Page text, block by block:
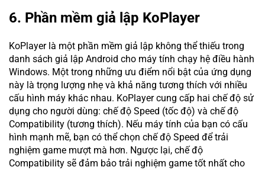
6. Phần mềm giả lập KoPlayer
KoPlayer là một phần mềm giả lập không thể thiếu trong
danh sách giả lập Android cho máy tính chạy hệ điều hành
Windows. Một trong những ưu điểm nổi bật của ứng dụng
này là trọng lượng nhẹ và khả năng tương thích với nhiều
cấu hình máy khác nhau. KoPlayer cung cấp hai chế độ sử
dụng cho người dùng: chế độ Speed (tốc độ) và chế độ
Compatibility (tương thích). Nếu máy tính của bạn có cấu
hình mạnh mẽ, bạn có thể chọn chế độ Speed để trải
nghiệm game mượt mà hơn. Ngược lại, chế độ
Compatibility sẽ đảm bảo trải nghiệm game tốt nhất cho